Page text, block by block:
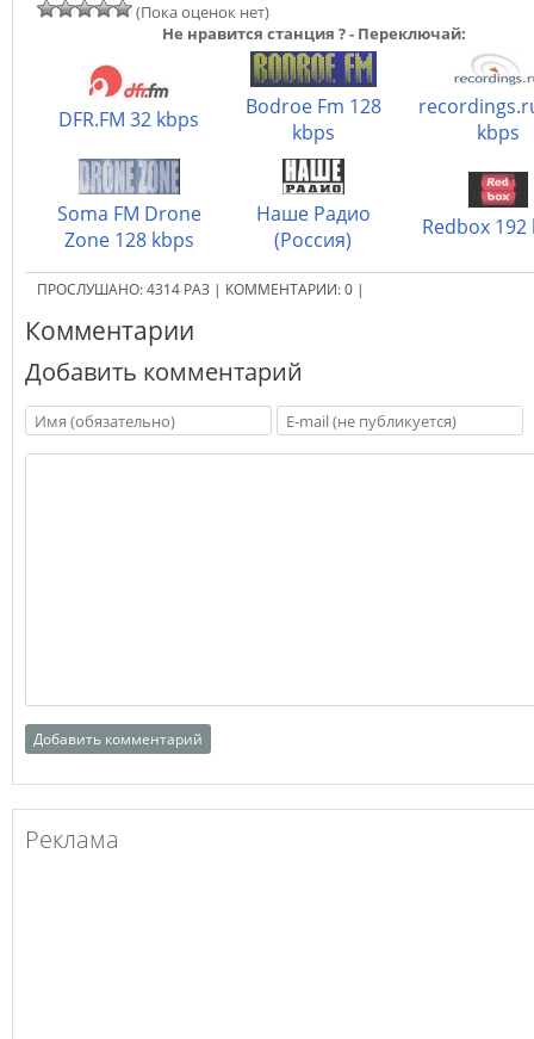
(Пока оценок нет)
Не нравится станция ? - Переключай:
DFR.FM 32 kbps
Bodroe Fm 128
kbps
kbps
Soma FM Drone
Zone 128 kbps
Наше Радио
(Россия)
Redbox 192
ПРОСЛУШАНО:4314 РАЗ | КОММЕНТАРИИ:0 |
Комментарии
Добавить комментарий
Реклама